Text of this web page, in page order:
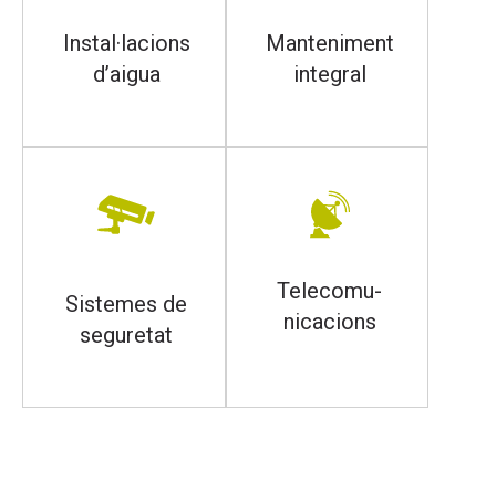
Instal·lacions
d’aigua
Manteniment
integral
Sistemes de
seguretat
Telecomu-
nicacions